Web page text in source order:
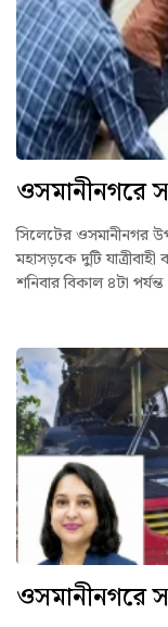
ওসমানীনগরে
সিলেটের ওসমানীনগর
মহাসড়কে দুটি
শনিবার বিকাল ৪টা
ওসমানীনগরে